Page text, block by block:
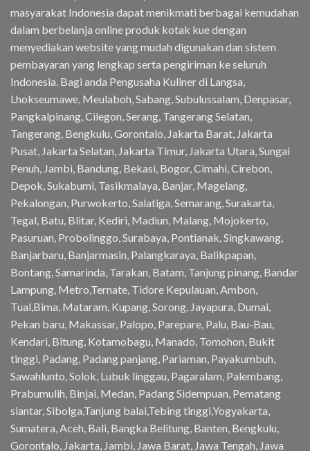
masyarakat Indonesia dapat menikmati berbagai kemudahan
dalam berbelanja online produk kotak kue dengan
menyediakan website yang mudah digunakan dan sistem
pembayaran yang lengkap serta pengiriman ke seluruh
Indonesia. Bagi anda Pengusaha Kuliner di Langsa,
Lhokseumawe, Meulaboh, Sabang, Subulussalam, Denpasar,
Pangkalpinang, Cilegon, Serang, Tangerang Selatan,
Tangerang, Bengkulu, Gorontalo, Jakarta Barat, Jakarta
Pusat, Jakarta Selatan, Jakarta Timur, Jakarta Utara, Sungai
Penuh, Jambi, Bandung, Bekasi, Bogor, Cimahi, Cirebon,
Depok, Sukabumi, Tasikmalaya, Banjar, Magelang,
Pekalongan, Purwokerto, Salatiga, Semarang, Surakarta,
Tegal, Batu, Blitar, Kediri, Madiun, Malang, Mojokerto,
Pasuruan, Probolinggo, Surabaya, Pontianak, Singkawang,
Banjarbaru, Banjarmasin, Palangkaraya, Balikpapan,
Bontang, Samarinda, Tarakan, Batam, Tanjung pinang, Bandar
Lampung, Metro,Ternate, Tidore Kepulauan, Ambon,
Tual,Bima, Mataram, Kupang, Sorong, Jayapura, Dumai,
Pekan baru, Makassar, Palopo, Parepare, Palu, Bau-Bau,
Kendari, Bitung, Kotamobagu, Manado, Tomohon, Bukit
tinggi, Padang, Padang panjang, Pariaman, Payakumbuh,
Sawahlunto, Solok, Lubuk linggau, Pagaralam, Palembang,
Prabumulih, Binjai, Medan, Padang Sidempuan, Pematang
siantar, Sibolga,Tanjung balai,Tebing tinggi,Yogyakarta,
Sumatera, Aceh, Bali, Bangka Belitung, Banten, Bengkulu,
Gorontalo, Jakarta, Jambi, Jawa Barat, Jawa Tengah, Jawa